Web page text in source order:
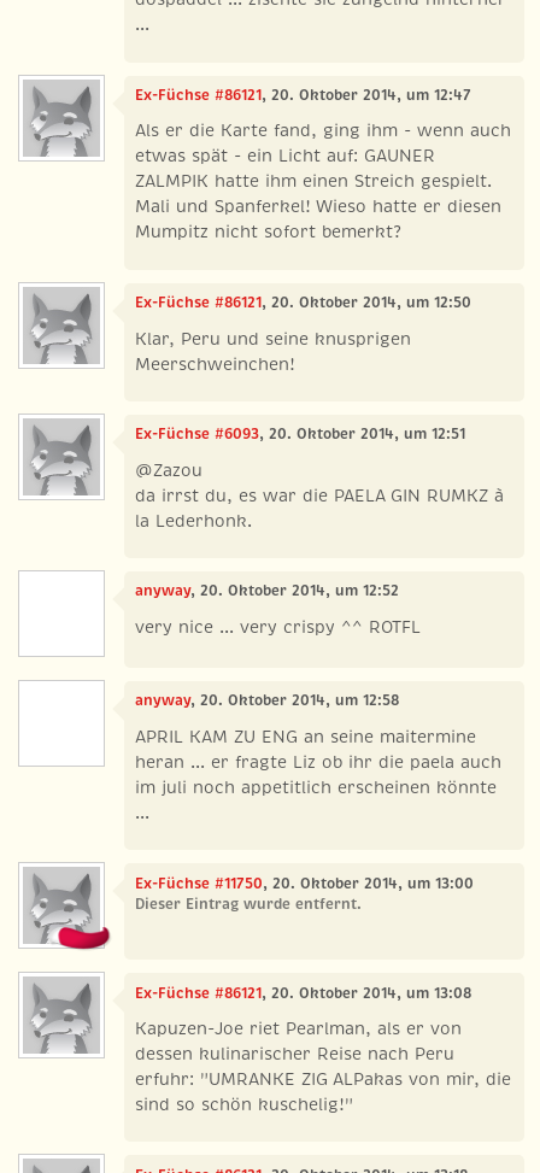
...
Ex-Füchse #86121, 20. Oktober 2014, um 12:47
Als er die Karte fand, ging ihm - wenn auch
etwas spät - ein Licht auf: GAUNER
ZALMPIK hatte ihm einen Streich gespielt.
Mali und Spanferkel! Wieso hatte er diesen
Mumpitz nicht sofort bemerkt?
Ex-Füchse #86121, 20. Oktober 2014, um 12:50
Klar, Peru und seine knusprigen
Meerschweinchen!
Ex-Füchse #6093, 20. Oktober 2014, um 12:51
@Zazou
da irrst du, es war die PAELA GIN RUMKZ à
la Lederhonk.
anyway, 20. Oktober 2014, um 12:52
very nice ... very crispy ^^ ROTFL
anyway, 20. Oktober 2014, um 12:58
APRIL KAM ZU ENG an seine maitermine
heran ... er fragte Liz ob ihr die paela auch
im juli noch appetitlich erscheinen könnte
...
Ex-Füchse #11750, 20. Oktober 2014, um 13:00
Dieser Eintrag wurde entfernt.
Ex-Füchse #86121, 20. Oktober 2014, um 13:08
Kapuzen-Joe riet Pearlman, als er von
dessen kulinarischer Reise nach Peru
erfuhr: "UMRANKE ZIG ALPakas von mir, die
sind so schön kuschelig!"